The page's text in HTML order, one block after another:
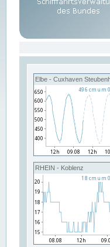
Elbe - Cuxhaven
RHEIN - Koblenz